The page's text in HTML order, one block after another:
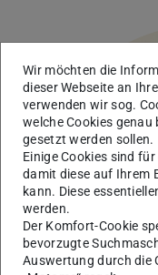
Wir möchten die
dieser Webseite an
verwenden wir sog.
welche Cookies genau
gesetzt werden sollen.
Einige Cookies sind
damit diese auf Ihrem
kann. Diese
werden.
Der Komfort-Cookie
bevorzugte
Auswertung durch die